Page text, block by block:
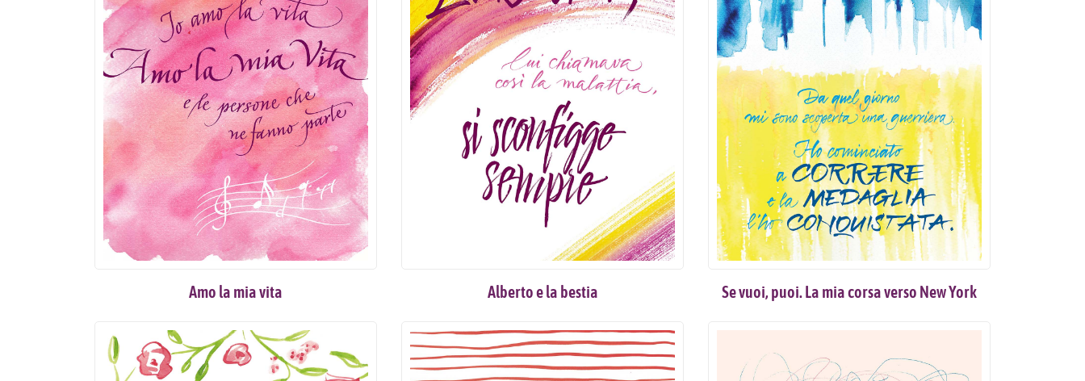
Amo la mia vita Alberto e la bestia Se vuoi, puoi. La mia corsa verso New York